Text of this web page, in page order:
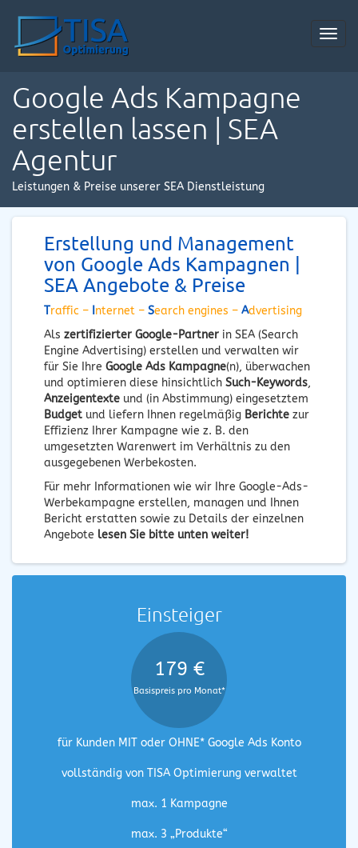
Google Ads Kampagne
erstellen lassen | SEA
Agentur
Leistungen & Preise unserer SEA Dienstleistung
Erstellung und Management
von Google Ads Kampagnen |
SEA Angebote & Preise
Traffic – nternet – Search engines – Advertising
Als zertifizierter Google-Partner in SEA (Search
Engine Advertising) erstellen und verwalten wir
für Sie Ihre Google Ads Kampagne(n), überwachen
und optimieren diese hinsichtlich Such-Keywords,
Anzeigentexte und (in Abstimmung) eingesetztem
Budget und liefern Ihnen regelmäßig Berichte zur
Effizienz Ihrer Kampagne wie z. B. den
umgesetzten Warenwert im Verhältnis zu den
ausgegebenen Werbekosten.
Für mehr Informationen wie wir Ihre Google-Ads-
Werbekampagne erstellen, managen und Ihnen
Bericht erstatten sowie zu Details der einzelnen
Angebote lesen Sie bitte unten weiter!
Einsteiger
179 €
Basispreis pro Monat*
für Kunden MIT oder OHNE* Google Ads Konto
vollständig von TISA Optimierung verwaltet
max. 1 Kampagne
max. 3 „Produkte“